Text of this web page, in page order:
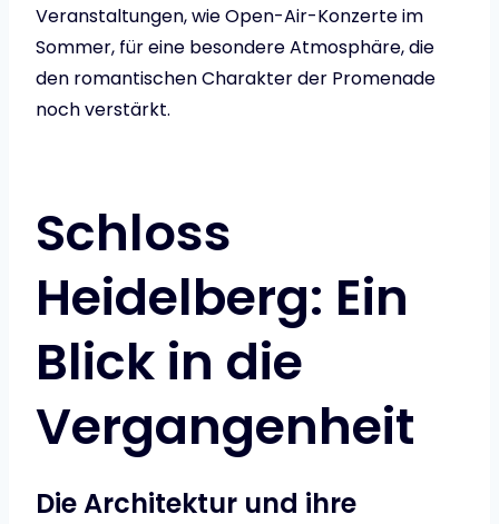
Veranstaltungen, wie Open-Air-Konzerte im
Sommer, für eine besondere Atmosphäre, die
den romantischen Charakter der Promenade
noch verstärkt.
Schloss
Heidelberg: Ein
Blick in die
Vergangenheit
Die Architektur und ihre